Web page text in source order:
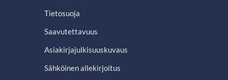
Tietosuoja
Saavutettavuus
Asiakirjajulkisuuskuvaus
Sähköinen allekirjoitus